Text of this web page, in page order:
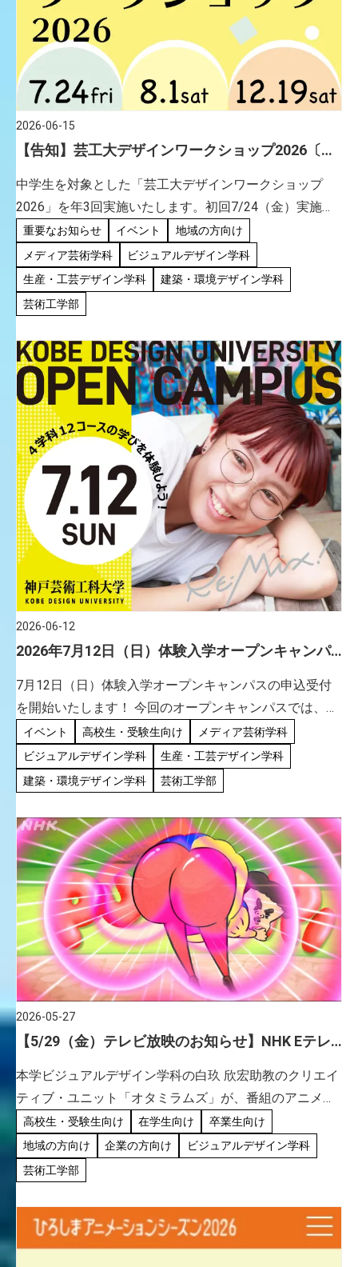
2026-06-15
【告知】芸⼯⼤デザインワークショップ2026〔開
中学⽣を対象とした「芸⼯⼤デザインワークショップ
2026」を年3回実施いたします。初回7/24（⾦）実施講
座については、7/10（⾦）13:00より申込開始予定で
す。詳細は、追って本学公式サイトにてお知らせいたし
ます。
重要なお知らせ イベント
地域の方向け
メディア芸術学科
ビジュアルデザイン学科
生産・工芸デザイン学科
建築・環境デザイン学科
芸術工学部
2026-06-12
2026年7月12日（日）体験入学オープンキャンパ
7月12日（日）体験入学オープンキャンパスの申込受付
を開始いたします！ 今回のオープンキャンパスでは、神
戸芸術工科大学の90分間授業を受講することができま
す。専門的な知識･施設･設備に触れながら、大学生に
なった自分を疑似 […]
イベント 高校生・受験生向け
メディア芸術学科
ビジュアルデザイン学科
生産・工芸デザイン学科
建築・環境デザイン学科
芸術工学部
2026-05-27
【5/29（金）テレビ放映のお知らせ】NHK Eテレ
ルデザイン学科 白玖欣宏 助教
本学ビジュアルデザイン学科の白玖 欣宏助教のクリエイ
ティブ・ユニット「オタミラムズ」が、番組のアニメー
ション・コーナーを担当する、NHK Eテレ『はなしちゃ
お！～性と生の学問～』が、5月29日（金）22:00～
22:30 […]
高校生・受験生向け 在学生向け
卒業生向け
地域の方向け
企業の方向け
ビジュアルデザイン学科
芸術工学部